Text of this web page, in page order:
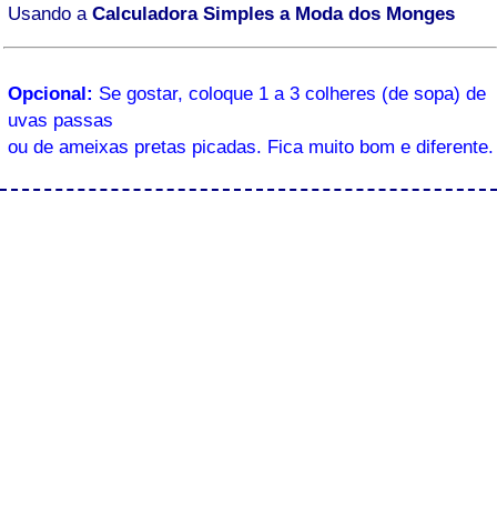
Usando aCalculadora Simples a Moda dos Monges
Opcional: Se gostar, coloque 1 a 3 colheres (de sopa) de
uvas passas
ou de ameixas pretas picadas. Fica muito bom e diferente.